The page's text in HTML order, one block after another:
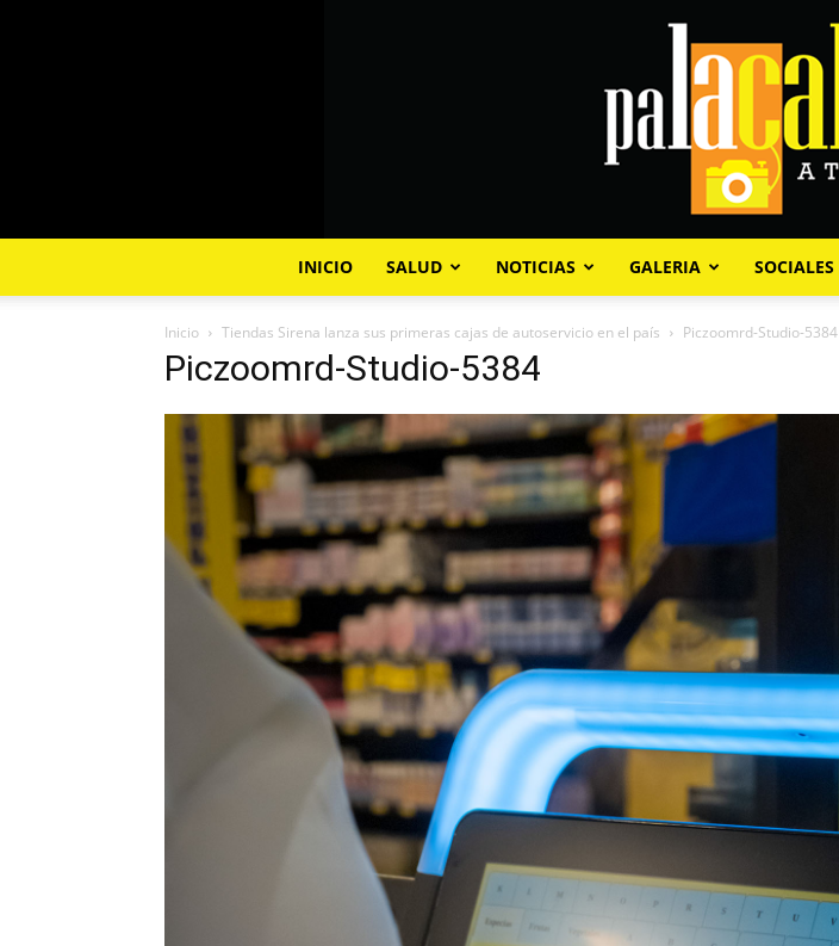
INICIO SALUD NOTICIAS GALERIA SOCIALES
Inicio Tiendas Sirena lanza sus primeras cajas de autoservicio en el país Piczoomrd-Studio-5384
Piczoomrd-Studio-5384